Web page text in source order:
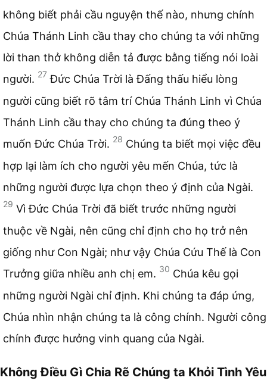
không biết phải cầu nguyện thế nào, nhưng chính
Chúa Thánh Linh cầu thay cho chúng ta với những
lời than thở không diễn tả được bằng tiếng nói loài
người. 27 Đức Chúa Trời là Đấng thấu hiểu lòng
người cũng biết rõ tâm trí Chúa Thánh Linh vì Chúa
Thánh Linh cầu thay cho chúng ta đúng theo ý
muốn Đức Chúa Trời. 28 Chúng ta biết mọi việc đều
hợp lại làm ích cho người yêu mến Chúa, tức là
những người được lựa chọn theo ý định của Ngài.
29 Vì Đức Chúa Trời đã biết trước những người
thuộc về Ngài, nên cũng chỉ định cho họ trở nên
giống như Con Ngài; như vậy Chúa Cứu Thế là Con
Trưởng giữa nhiều anh chị em. 30 Chúa kêu gọi
những người Ngài chỉ định. Khi chúng ta đáp ứng,
Chúa nhìn nhận chúng ta là công chính. Người công
chính được hưởng vinh quang của Ngài.
Không Điều Gì Chia Rẽ Chúng ta Khỏi Tình Yêu